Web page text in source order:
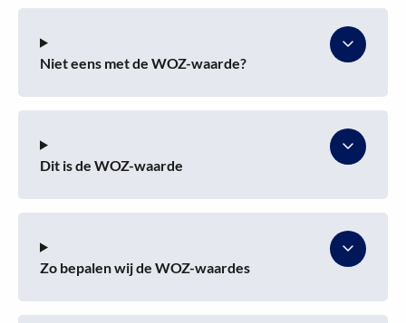
Niet eens met de WOZ-waarde?
Dit is de WOZ-waarde
Zo bepalen wij de WOZ-waardes